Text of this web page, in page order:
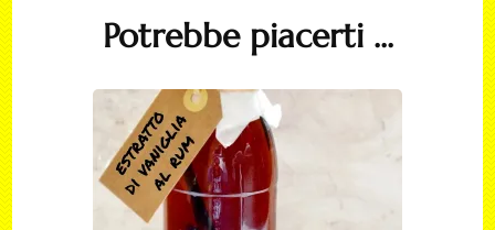
Potrebbe piacerti ...